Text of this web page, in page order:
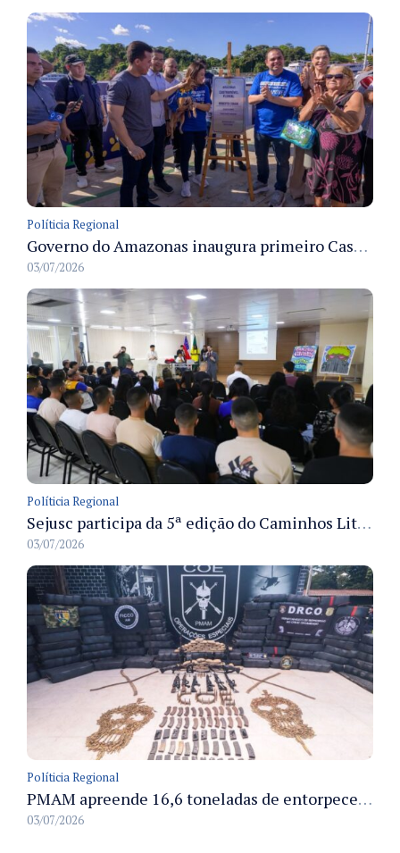
Políticia Regional
Governo do Amazonas inaugura primeiro Castramóvel Fluvial para atendimento veterinário às comunidades ribeirinhas e castração gratuita
03/07/2026
Políticia Regional
Sejusc participa da 5ª edição do Caminhos Literários com foco na cultura hip-hop nas unidades socioeducativas
03/07/2026
Políticia Regional
PMAM apreende 16,6 toneladas de entorpecentes e registra aumento nas prisões em flagrante e nas capturas de foragidos no primeiro semestre de 2026
03/07/2026